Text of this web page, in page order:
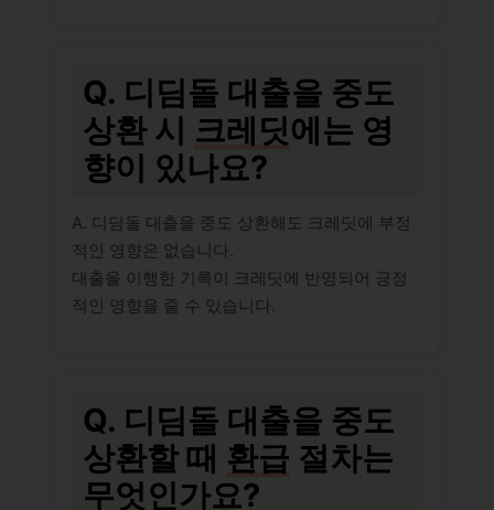
Q. 디딤돌 대출을 중도
상환 시 크레딧에는 영
향이 있나요?
A. 디딤돌 대출을 중도 상환해도 크레딧에 부정
적인 영향은 없습니다.
대출을 이행한 기록이 크레딧에 반영되어 긍정
적인 영향을 줄 수 있습니다.
Q. 디딤돌 대출을 중도
상환할 때 환급 절차는
무엇인가요?